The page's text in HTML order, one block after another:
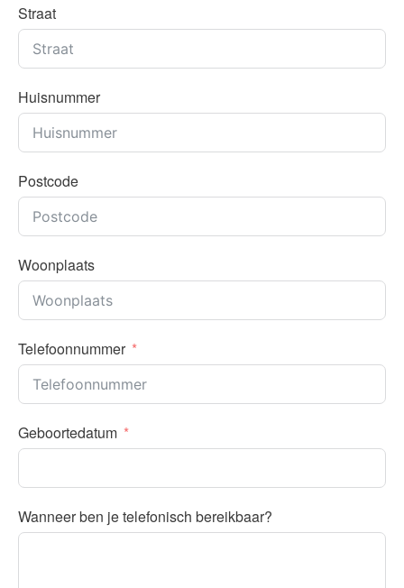
Straat
Huisnummer
Postcode
Woonplaats
Telefoonnummer
Geboortedatum
Wanneer ben je telefonisch bereikbaar?